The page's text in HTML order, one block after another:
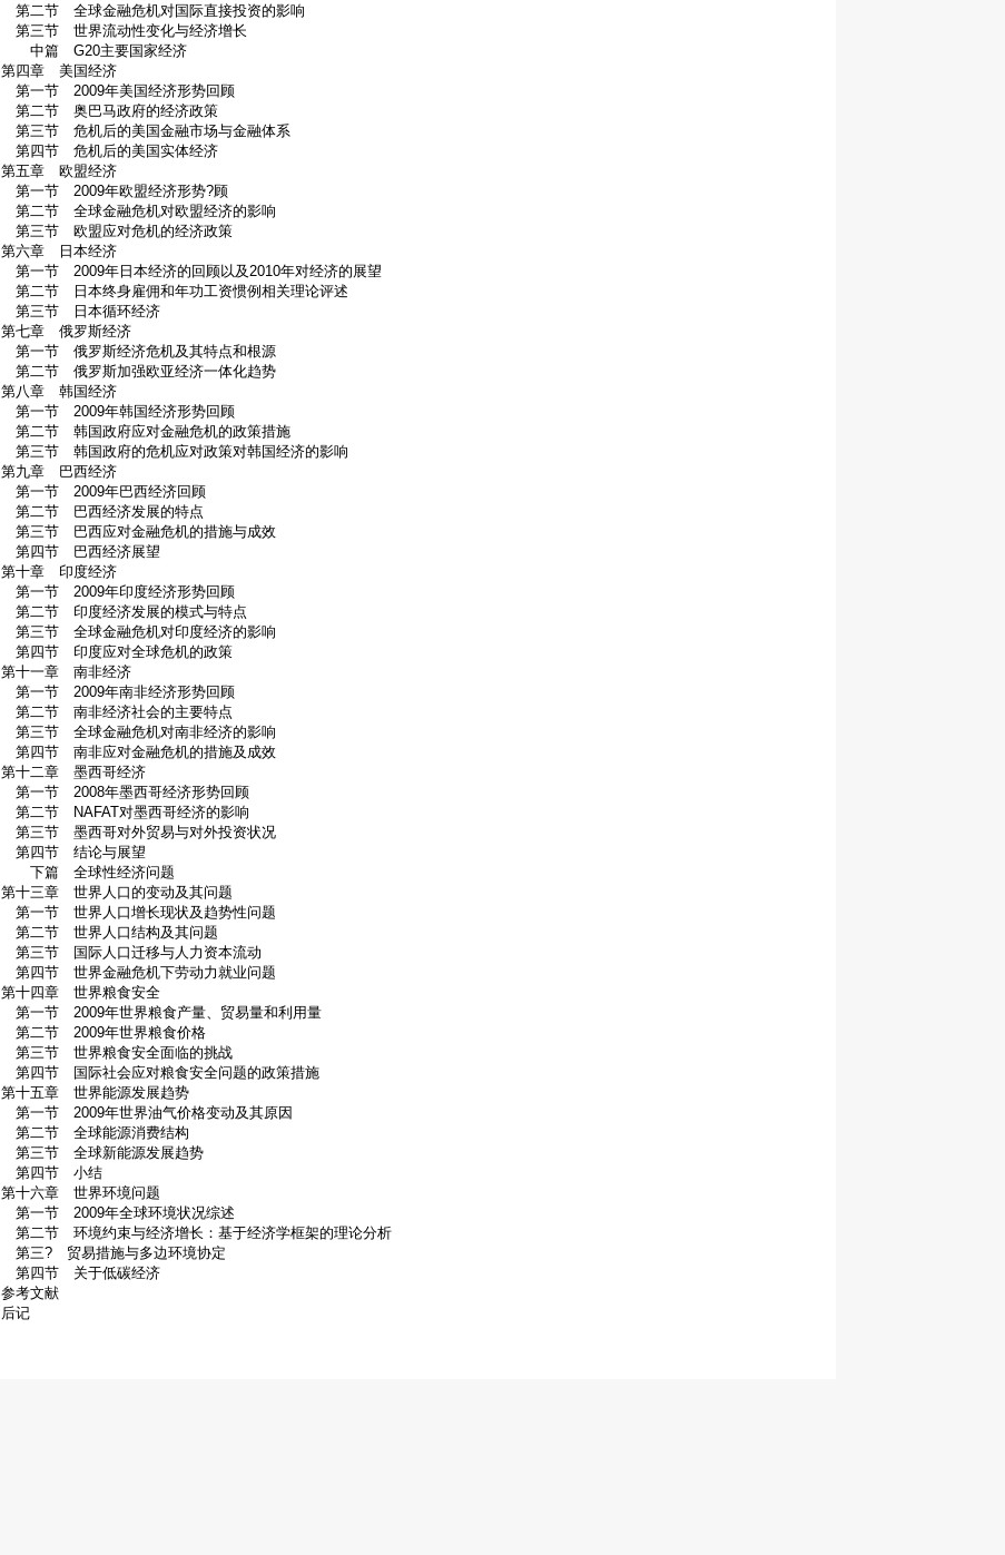
第二节 全球金融危机对国际直接投资的影响
第三节 世界流动性变化与经济增长
中篇 G20主要国家经济
第四章 美国经济
第一节 2009年美国经济形势回顾
第二节 奥巴马政府的经济政策
第三节 危机后的美国金融市场与金融体系
第四节 危机后的美国实体经济
第五章 欧盟经济
第一节 2009年欧盟经济形势?顾
第二节 全球金融危机对欧盟经济的影响
第三节 欧盟应对危机的经济政策
第六章 日本经济
第一节 2009年日本经济的回顾以及2010年对经济的展望
第二节 日本终身雇佣和年功工资惯例相关理论评述
第三节 日本循环经济
第七章 俄罗斯经济
第一节 俄罗斯经济危机及其特点和根源
第二节 俄罗斯加强欧亚经济一体化趋势
第八章 韩国经济
第一节 2009年韩国经济形势回顾
第二节 韩国政府应对金融危机的政策措施
第三节 韩国政府的危机应对政策对韩国经济的影响
第九章 巴西经济
第一节 2009年巴西经济回顾
第二节 巴西经济发展的特点
第三节 巴西应对金融危机的措施与成效
第四节 巴西经济展望
第十章 印度经济
第一节 2009年印度经济形势回顾
第二节 印度经济发展的模式与特点
第三节 全球金融危机对印度经济的影响
第四节 印度应对全球危机的政策
第十一章 南非经济
第一节 2009年南非经济形势回顾
第二节 南非经济社会的主要特点
第三节 全球金融危机对南非经济的影响
第四节 南非应对金融危机的措施及成效
第十二章 墨西哥经济
第一节 2008年墨西哥经济形势回顾
第二节 NAFAT对墨西哥经济的影响
第三节 墨西哥对外贸易与对外投资状况
第四节 结论与展望
下篇 全球性经济问题
第十三章 世界人口的变动及其问题
第一节 世界人口增长现状及趋势性问题
第二节 世界人口结构及其问题
第三节 国际人口迁移与人力资本流动
第四节 世界金融危机下劳动力就业问题
第十四章 世界粮食安全
第一节 2009年世界粮食产量、贸易量和利用量
第二节 2009年世界粮食价格
第三节 世界粮食安全面临的挑战
第四节 国际社会应对粮食安全问题的政策措施
第十五章 世界能源发展趋势
第一节 2009年世界油气价格变动及其原因
第二节 全球能源消费结构
第三节 全球新能源发展趋势
第四节 小结
第十六章 世界环境问题
第一节 2009年全球环境状况综述
第二节 环境约束与经济增长：基于经济学框架的理论分析
第三? 贸易措施与多边环境协定
第四节 关于低碳经济
参考文献
后记